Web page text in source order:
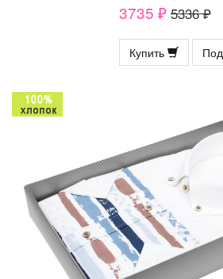
3735 ₽ 5336 ₽
Купить